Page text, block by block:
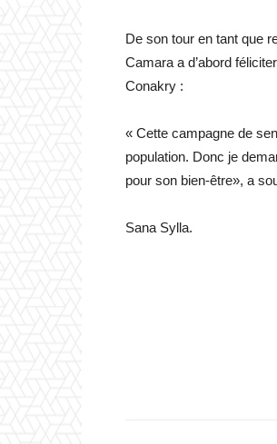
De son tour en tant que
Camara a d’abord
Conakry :
« Cette campagne de
population. Donc je
pour son bien-être», a
Sana Sylla.